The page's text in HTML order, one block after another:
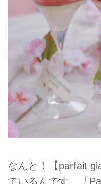
なんと！【parfait
ているんです。「